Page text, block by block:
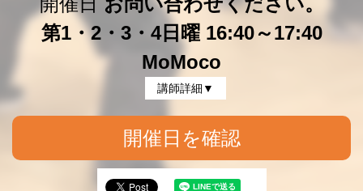
第1・2・3・4日曜 16:40～17:40
MoMoco
講師詳細▼
開催日を確認